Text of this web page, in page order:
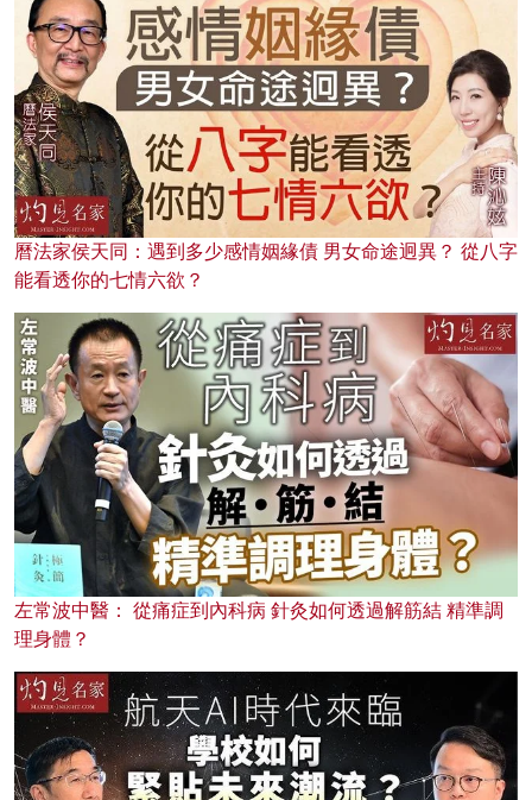
曆法家侯天同：遇到多少感情姻緣債 男女命途迥異？ 從八字
能看透你的七情六欲？
左常波中醫： 從痛症到內科病 針灸如何透過解筋結 精準調
理身體？